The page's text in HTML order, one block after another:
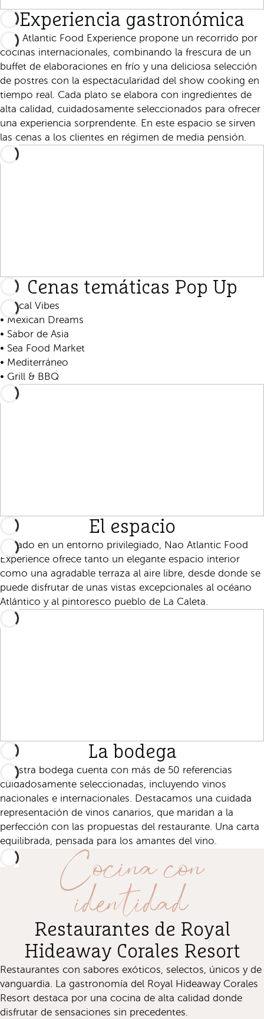
Experiencia gastronómica
Nao Atlantic Food Experience propone un recorrido por
cocinas internacionales, combinando la frescura de un
buffet de elaboraciones en frío y una deliciosa selección
de postres con la espectacularidad del show cooking en
tiempo real. Cada plato se elabora con ingredientes de
alta calidad, cuidadosamente seleccionados para ofrecer
una experiencia sorprendente. En este espacio se sirven
las cenas a los clientes en régimen de media pensión.
Cenas temáticas Pop Up
• Local Vibes
• Mexican Dreams
• Sabor de Asia
• Sea Food Market
• Mediterráneo
• Grill & BBQ
El espacio
Situado en un entorno privilegiado, Nao Atlantic Food
Experience ofrece tanto un elegante espacio interior
como una agradable terraza al aire libre, desde donde se
puede disfrutar de unas vistas excepcionales al océano
Atlántico y al pintoresco pueblo de La Caleta.
La bodega
Nuestra bodega cuenta con más de 50 referencias
cuidadosamente seleccionadas, incluyendo vinos
nacionales e internacionales. Destacamos una cuidada
representación de vinos canarios, que maridan a la
perfección con las propuestas del restaurante. Una carta
equilibrada, pensada para los amantes del vino.
Cocina con
identidad
Restaurantes de Royal
Hideaway Corales Resort
Restaurantes con sabores exóticos, selectos, únicos y de
vanguardia. La gastronomía del Royal Hideaway Corales
Resort destaca por una cocina de alta calidad donde
disfrutar de sensaciones sin precedentes.